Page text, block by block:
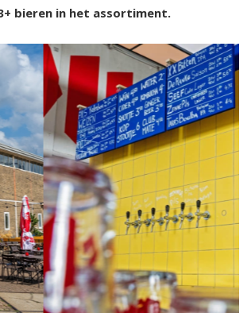
bieren in het assortiment.